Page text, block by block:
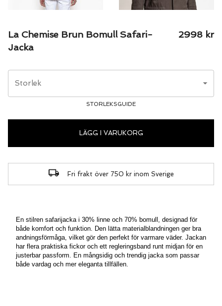
La Chemise Brun Bomull Safari-
Jacka
2998 kr
Storlek
STORLEKSGUIDE
LÄGG I VARUKORG
Fri frakt över 750 kr inom Sverige
En stilren safarijacka i 30% linne och 70% bomull, designad för
både komfort och funktion. Den lätta materialblandningen ger bra
andningsförmåga, vilket gör den perfekt för varmare väder. Jackan
har flera praktiska fickor och ett regleringsband runt midjan för en
justerbar passform. En mångsidig och trendig jacka som passar
både vardag och mer eleganta tillfällen.